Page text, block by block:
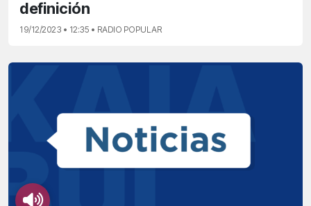
definición
19/12/2023 • 12:35 • RADIO POPULAR